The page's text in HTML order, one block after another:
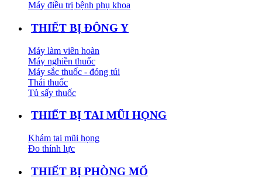
Máy điều trị bệnh phụ khoa
THIẾT BỊ ĐÔNG Y
Máy làm viên hoàn
Máy nghiền thuốc
Máy sắc thuốc - đóng túi
Thái thuốc
Tủ sấy thuốc
THIẾT BỊ TAI MŨI HỌNG
Khám tai mũi họng
Đo thính lực
THIẾT BỊ PHÒNG MỔ